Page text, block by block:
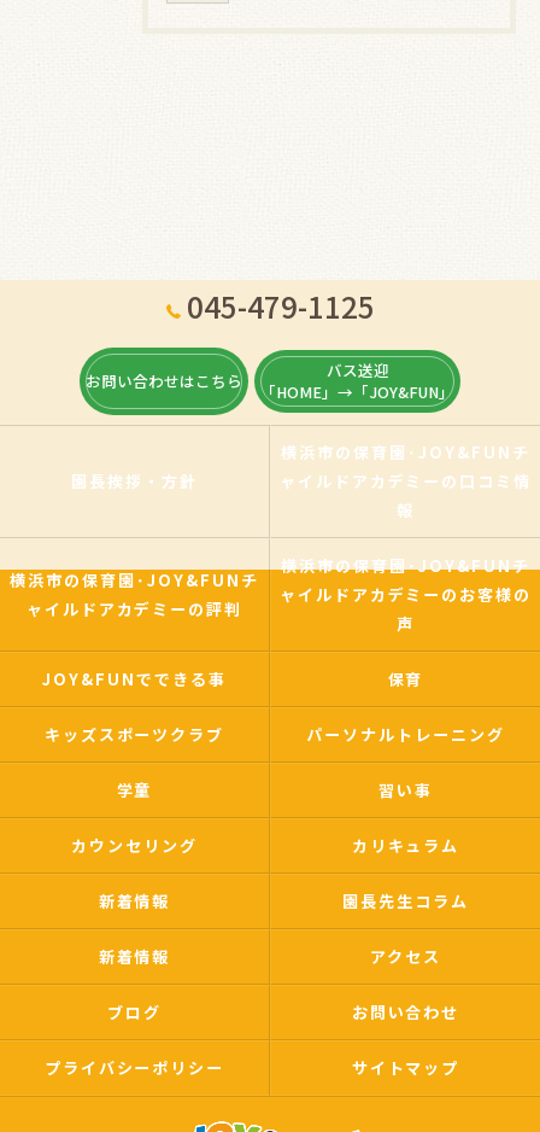
045-479-1125
お問い合わせはこちら
バス送迎
「HOME」→「JOY&FUN」
園長挨拶・方針
横浜市の保育園･JOY&FUNチ
ャイルドアカデミーの口コミ情
報
横浜市の保育園･JOY&FUNチ
ャイルドアカデミーの評判
横浜市の保育園･JOY&FUNチ
ャイルドアカデミーのお客様の
声
JOY&FUNでできる事 保育
キッズスポーツクラブ パーソナルトレーニング
学童 習い事
カウンセリング カリキュラム
新着情報 園長先生コラム
新着情報 アクセス
ブログ お問い合わせ
プライバシーポリシー サイトマップ